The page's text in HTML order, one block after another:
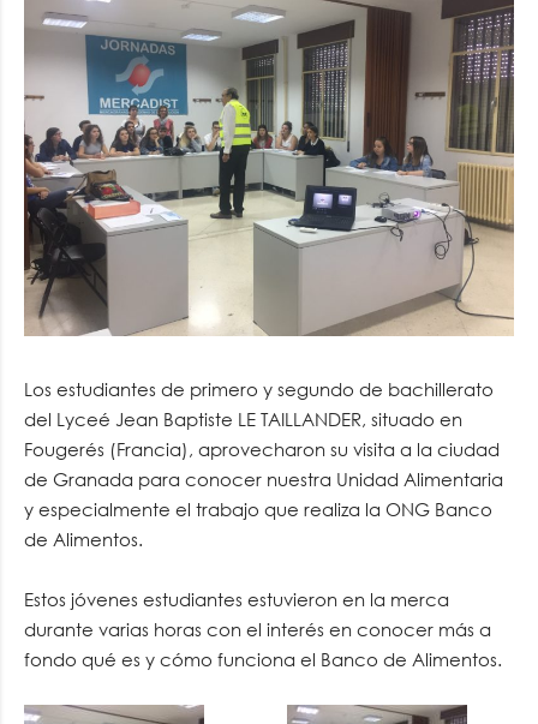
Los estudiantes de primero y segundo de bachillerato
del Lyceé Jean Baptiste LE TAILLANDER, situado en
Fougerés (Francia), aprovecharon su visita a la ciudad
de Granada para conocer nuestra Unidad Alimentaria
y especialmente el trabajo que realiza la ONG Banco
de Alimentos.
Estos jóvenes estudiantes estuvieron en la merca
durante varias horas con el interés en conocer más a
fondo qué es y cómo funciona el Banco de Alimentos.